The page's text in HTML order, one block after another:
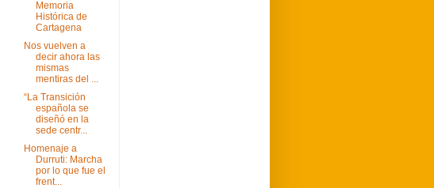
Memoria
Histórica de
Cartagena
Nos vuelven a
decir ahora las
mismas
mentiras del ...
“La Transición
española se
diseñó en la
sede centr...
Homenaje a
Durruti: Marcha
por lo que fue el
frent...